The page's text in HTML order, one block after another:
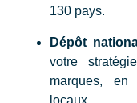
130 pays.
Dépôt
votre
marques, en